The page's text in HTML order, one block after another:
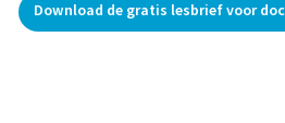
Download de gratis lesbrief voor